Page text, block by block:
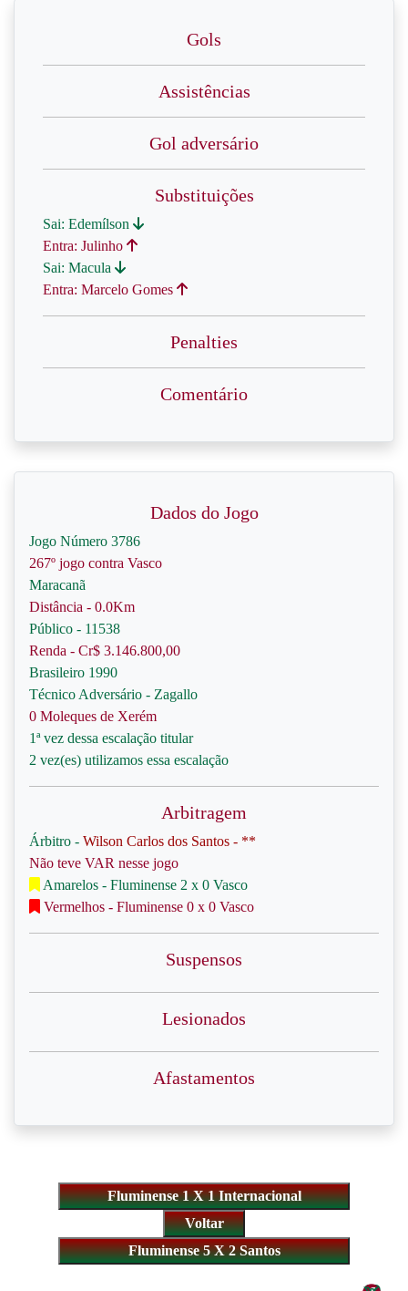
Gols
Assistências
Gol adversário
Substituições
Sai: Edemílson
Entra: Julinho
Sai: Macula
Entra: Marcelo Gomes
Penalties
Comentário
Dados do Jogo
Jogo Número 3786
267º jogo contra Vasco
Maracanã
Distância - 0.0Km
Público - 11538
Renda - Cr$ 3.146.800,00
Brasileiro 1990
Técnico Adversário - Zagallo
0 Moleques de Xerém
1ª vez dessa escalação titular
2 vez(es) utilizamos essa escalação
Arbitragem
Árbitro - Wilson Carlos dos Santos - **
Não teve VAR nesse jogo
Amarelos - Fluminense 2 x 0 Vasco
Vermelhos - Fluminense 0 x 0 Vasco
Suspensos
Lesionados
Afastamentos